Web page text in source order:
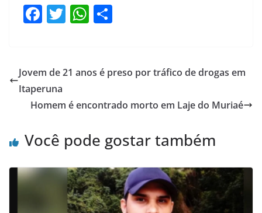
F
e
b
o
k
T
er
W
s
p
e
Jovem de 21 anos é preso por tráfico de drogas em
Itaperuna
Homem é encontrado morto em Laje do Muriaé
Você pode gostar também